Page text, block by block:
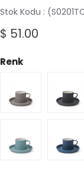
Stok Kodu
$ 51.00
Renk